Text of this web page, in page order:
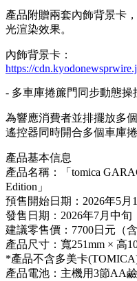
產品附贈兩套內飾背景卡
光渲染效果。
內飾背景卡：
https://
- 多車庫捲簾門同步動態操
為響應消費者並排擺放多
遙控器同時開合多個車庫
產品基本信息
產品名稱：「tomica
Edition」
預售開始日期：2026年5月
發售日期：2026年7月中旬
建議零售價：7700日元（含
產品尺寸：寬251mm × 高
*產品不含多美卡
產品電池：主機用3節AA